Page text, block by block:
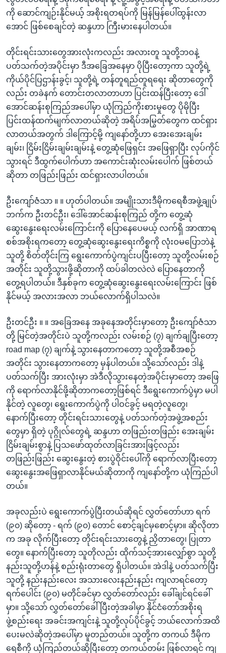
ကို ဆောင်ကျဉ်းနိုင်မယ့် အစိုးရတရပ်ကို မြန်မြန်ပေါ်ထွန်းလာ
အောင် ဖြစ်စေချင်တဲ့ ဆန္ဒဟာ ကြီးမားနေပါတယ်။
တိုင်းရင်းသားတွေအားလုံးကလည်း အလားတူ သူတို့ဘဝနဲ့
ပတ်သက်တဲ့အပိုင်းမှာ ဒီအခြေအနေမှာ ပိုပြီးတော့ကာ သူတို့ရဲ့
ကိုယ်ပိုင်ပြဌာန်းခွင့်၊ သူတို့ရဲ့ တန်တူရည်တူရရေး ဆိုတာတွေကို
လည်း တခဲနက် တောင်းတလာတာဟာ ပြင်းထန်ပြီးတော့ ဒေါ်
အောင်ဆန်းစုကြည်အပေါ်မှာ ယုံကြည်ကိုးစားမှုတွေ ပိုမိုပြီး
ပြင်းထန်ထက်မျက်လာတယ်ဆိုတဲ့ အရိပ်အမြွတ်တွေက ထင်ရှား
လာတယ်အတွက် ဒါကြောင့်မို့ ကျနော်တို့ဟာ အေးအေးချမ်း
ချမ်း၊ ငြိမ်းငြိမ်းချမ်းချမ်းနဲ့ တွေ့ဆုံဖြေရှင်း အဖြေရှာပြီး လုပ်ကိုင်
သွားရင် ဒီထွက်ပေါက်ဟာ အကောင်းဆုံးလမ်းပေါက် ဖြစ်တယ်
ဆိုတာ တဖြည်းဖြည်း ထင်ရှားလာပါတယ်။
ဦးကျော်ဇံသာ ။ ။ ဟုတ်ပါတယ်။ အမျိုးသားဒီမိုကရေစီအဖွဲ့ချုပ်
ဘက်က ဦးတင်ဦး၊ ဒေါ်အောင်ဆန်းစုကြည် တို့က တွေ့ဆုံ
ဆွေးနွေးရေးလမ်းကြောင်းကို ပြောနေပေမယ့် လက်ရှိ အာဏာရ
စစ်အစိုးရကတော့ တွေ့ဆုံဆွေးနွေးရေးကိစ္စကို လုံးဝမပြောဘဲနဲ့
သူတို့ စိတ်တိုင်းကြ ရွေးကောက်ပွဲကျင်းပပြီးတော့ သူတို့လမ်းစဉ်
အတိုင်း သူတို့သွားဖို့ဆိုတာကို ထပ်ခါတလဲလဲ ပြောနေတာကို
တွေ့ရပါတယ်။ ဒီနှစ်ခုက တွေ့ဆုံဆွေးနွေးရေးလမ်းကြောင်း ဖြစ်
နိုင်မယ့် အလားအလာ ဘယ်လောက်ရှိပါသလဲ။
ဦးတင်ဦး ။ ။ အခြေအနေ အခုနေအတိုင်းမှာတော့ ဦးကျော်ဇံသာ
တို့ မြင်တဲ့အတိုင်းပဲ သူတို့ကလည်း လမ်းစဉ် (၇) ချက်ချပြီးတော့
road map (၇) ချက်နဲ့ သွားနေတာကတော့ သူတို့အစီအစဉ်
အတိုင်း သွားနေတာကတော့ မှန်ပါတယ်။ သို့သော်လည်း ဒါနဲ့
ပတ်သက်ပြီး အားလုံးမှာ အဲဒီလိုသွားနေတဲ့အပိုင်းမှာတော့ အဖြေ
ကို ရောက်လာနိုင်ဖို့ဆိုတာကတော့ဖြစ်ရင် ဒီရွေးကောက်ပွဲမှာ မပါ
နိုင်တဲ့ လူတွေ၊ ရွေးကောက်ပွဲကို ပါဝင်ခွင့် မရတဲ့လူတွေ၊
နောက်ပြီးတော့ တိုင်းရင်းသားတွေနဲ့ ပတ်သက်တဲ့အဖွဲ့အစည်း
တွေမှာ ရှိတဲ့ ပုဂ္ဂိုလ်တွေရဲ့ ဆန္ဒဟာ တဖြည်းတဖြည်း အေးချမ်း
ငြိမ်းချမ်းစွာနဲ့ ပြသဖော်ထုတ်လာခြင်းအားဖြင့်လည်း
တဖြည်းဖြည်း ဆွေးနွေးတဲ့ စားပွဲဝိုင်းပေါ်ကို ရောက်လာပြီးတော့
ဆွေးနွေးအဖြေရှာလာနိုင်မယ်ဆိုတာကို ကျနော်တို့က ယုံကြည်ပါ
တယ်။
အခုလည်းပဲ ရွေးကောက်ပွဲပြီးတယ်ဆိုရင် လွှတ်တော်ဟာ ရက်
(၉၀) ဆိုတော့ - ရက် (၉၀) တောင် စောင့်ချင်မှစောင့်မှာ။ ဆိုလိုတာ
က အခု လိုက်ပြီးတော့ တိုင်းရင်းသားတွေနဲ့ ညှိတာတွေ၊ ပြုတာ
တွေ။ နောက်ပြီးတော့ သူတိုလည်း ထိုက်သင့်အားလျှော်စွာ သူတို့
နည်းသူတို့ဟန်နဲ့ စည်းရုံးတာတွေ ရှိပါတယ်။ အဲဒါနဲ့ ပတ်သက်ပြီး
သူတို့ နည်းနည်းလေး အသားလေးနည်းနည်း ကျလာရင်တော့
ရက်ပေါင်း (၉၀) မတိုင်ခင်မှာ လွှတ်တော်လည်း ခေါ်ချင်ရင်ခေါ်
မှာ။ သို့သော် လွှတ်တော်ခေါ်ပြီးတဲ့အခါမှာ နိုင်ငံတော်အစိုးရ
ဖွဲ့စည်းရေး အခင်းအကျင်းနဲ့ သူတို့လုပ်ပိုင်ခွင့် ဘယ်လောက်အထိ
ပေးမလဲဆိုတဲ့အပေါ်မှာ မူတည်တယ်။ သူတို့က တကယ် ဒီမိုက
ရေစီကို ယုံကြည်တယ်ဆိုပြီးတော့ တကယ်တမ်း ဖြစ်လာရင် ကျ